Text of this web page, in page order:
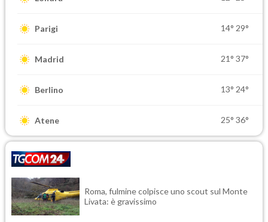
Parigi 14° 29°
Madrid 21° 37°
Berlino 13° 24°
Atene 25° 36°
Roma, fulmine colpisce uno scout sul Monte
Livata: è gravissimo